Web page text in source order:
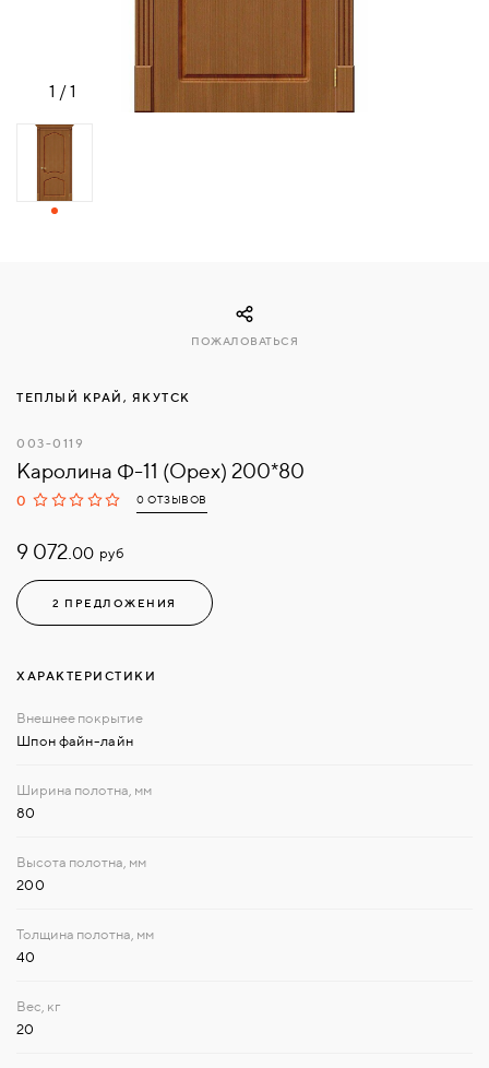
СТАТЬИ
С
НАМИ
1 /1
ТЕПЛЫЙ КРАЙ, ЯКУТСК
003-0119
Каролина Ф-11 (Орех) 200*80
0 0 ОТЗЫВОВ
9 072.00 руб
2 ПРЕДЛОЖЕНИЯ
ПОЖАЛОВАТЬСЯ
ХАРАКТЕРИСТИКИ
Шпон файн-лайн
80
200
40
20